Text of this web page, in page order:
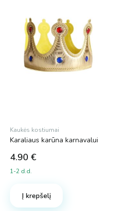
33
Kaukės kostiumai
Karaliaus karūna karnavalui
4.90 €
1-2 d.d.
Į krepšelį